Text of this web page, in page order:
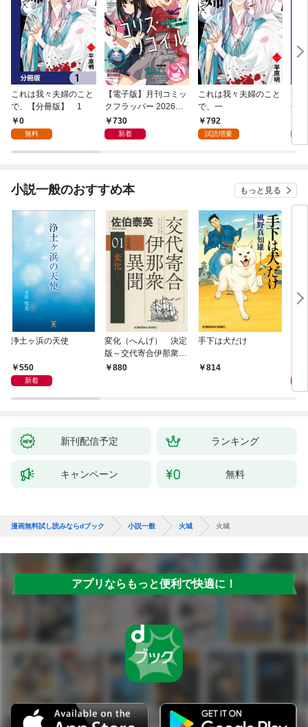
これは我々夫婦のこと
で、【分冊版】 1
0
無料
【電子版】月刊コミッ
クフラッパー 2026年9
月号730
新着
これは我々夫婦のこと
で、一
792
試読増量
チ
冊
小説一般のおすすめ本 もっと見る
浄土ヶ浜の天使
550
新着
変化（へんげ） 決定
版～交代寄合伊那衆異
聞（1）～
880
手下は犬だけ
814
新刊配信予定 ランキング
キャンペーン 無料
漫画無料試し読みならdブック 小説一般 火城 火城
アプリならもっと便利で快適に！